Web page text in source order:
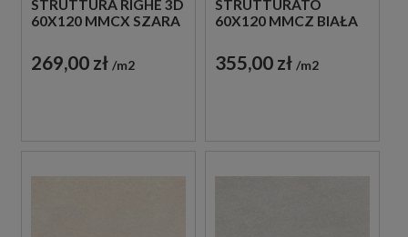
STRUTTURA RIGHE 3D
60X120 MMCX SZARA
STRUKTURALNA
IMITUJĄCA KAMIEŃ
269,00 zł m2
STRUTTURATO
60X120 MMCZ BIAŁA
20 MM
355,00 zł m2